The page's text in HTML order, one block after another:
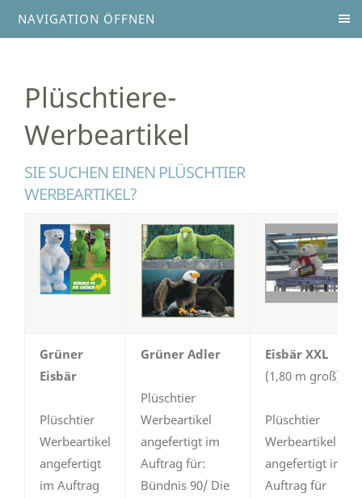
NAVIGATION ÖFFNEN
Plüschtiere-
Werbeartikel
SIE SUCHEN EINEN PLÜSCHTIER
WERBEARTIKEL?
Grüner
Eisbär
Plüschtier
Werbeartikel
angefertigt
im Auftrag
Grüner Adler
Plüschtier
Werbeartikel
angefertigt im
Auftrag für:
Bündnis 90/ Die
Eisbär XXL
(1,80 m groß)
Plüschtier
Werbeartikel
angefertigt im
Auftrag für